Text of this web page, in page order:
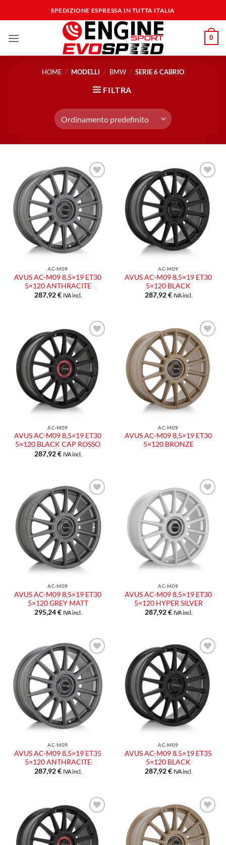
ai
SPEDIZIONE ESPRESSA IN TUTTA ITALIA
0
HOME / MODELLI / BMW / SERIE 6 CABRIO
FILTRA
Aggiungi
alla lista
dei
desideri
AC-M09
AVUS AC-M09 8,5×19 ET30
5×120 ANTHRACITE
287,92€ IVA incl.
Aggiungi
alla lista
dei
desideri
AC-M09
AVUS AC-M09 8,5×19 ET30
5×120 BLACK
287,92€ IVA incl.
Aggiungi
alla lista
dei
desideri
AC-M09
AVUS AC-M09 8,5×19 ET30
5×120 BLACK CAP ROSSO
287,92€ IVA incl.
Aggiungi
alla lista
dei
desideri
AC-M09
AVUS AC-M09 8,5×19 ET30
5×120 BRONZE
Aggiungi
alla lista
dei
desideri
AC-M09
AVUS AC-M09 8,5×19 ET30
5×120 GREY MATT
295,24€ IVA incl.
Aggiungi
alla lista
dei
desideri
AC-M09
AVUS AC-M09 8,5×19 ET30
5×120 HYPER SILVER
287,92€ IVA incl.
Aggiungi
alla lista
dei
desideri
AC-M09
AVUS AC-M09 8,5×19 ET35
5×120 ANTHRACITE
287,92€ IVA incl.
Aggiungi
alla lista
dei
desideri
AC-M09
AVUS AC-M09 8,5×19 ET35
5×120 BLACK
287,92€ IVA incl.
Aggiungi
alla lista
dei
desideri
Aggiungi
alla lista
dei
desideri